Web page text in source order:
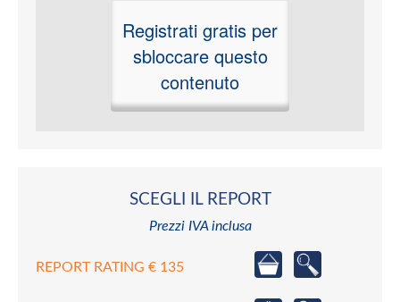
Registrati gratis per
sbloccare questo
contenuto
SCEGLI IL REPORT
Prezzi IVA inclusa
REPORT RATING € 135